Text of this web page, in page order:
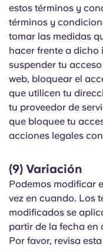
estos términos y
términos y
tomar las medidas
hacer frente a
suspender tu
web, bloquear el
que utilicen tu
tu proveedor de
que bloquee tu
acciones legales
(9) Variación
Podemos modificar
vez en cuando. Los
modificados se
partir de la fecha en
Por favor, revisa